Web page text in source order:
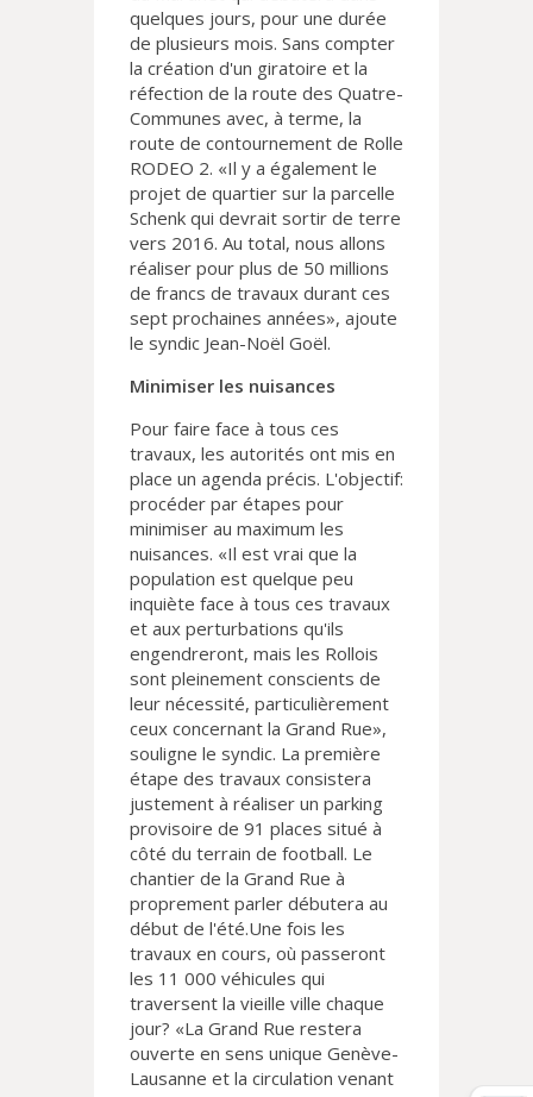
quelques jours, pour une durée
de plusieurs mois. Sans compter
la création d'un giratoire et la
réfection de la route des Quatre-
Communes avec, à terme, la
route de contournement de Rolle
RODEO 2. «Il y a également le
projet de quartier sur la parcelle
Schenk qui devrait sortir de terre
vers 2016. Au total, nous allons
réaliser pour plus de 50 millions
de francs de travaux durant ces
sept prochaines années», ajoute
le syndic Jean-Noël Goël.
Minimiser les nuisances
Pour faire face à tous ces
travaux, les autorités ont mis en
place un agenda précis. L'objectif:
procéder par étapes pour
minimiser au maximum les
nuisances. «Il est vrai que la
population est quelque peu
inquiète face à tous ces travaux
et aux perturbations qu'ils
engendreront, mais les Rollois
sont pleinement conscients de
leur nécessité, particulièrement
ceux concernant la Grand Rue»,
souligne le syndic. La première
étape des travaux consistera
justement à réaliser un parking
provisoire de 91 places situé à
côté du terrain de football. Le
chantier de la Grand Rue à
proprement parler débutera au
début de l'été.Une fois les
travaux en cours, où passeront
les 11 000 véhicules qui
traversent la vieille ville chaque
jour? «La Grand Rue restera
ouverte en sens unique Genève-
Lausanne et la circulation venant